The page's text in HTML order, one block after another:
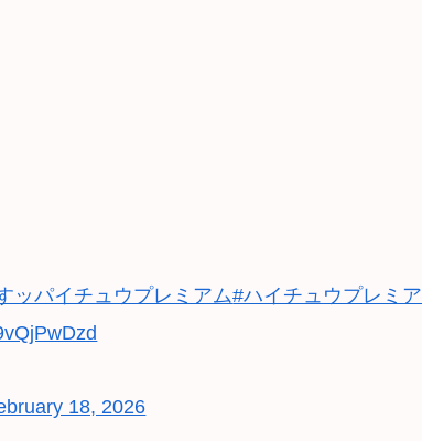
ッパイチュウプレミアム#ハイチュウプレミア
18, 2026